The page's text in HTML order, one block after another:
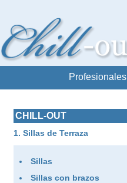
Profesionales
CHILL-OUT
Sillas de Terraza
Sillas
Sillas con brazos